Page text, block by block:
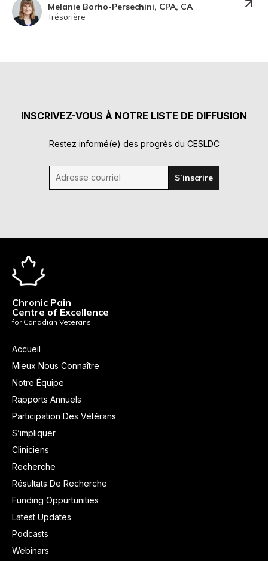
Melanie Borho-Persechini, CPA, CA
Trésorière
INSCRIVEZ-VOUS À NOTRE LISTE DE DIFFUSION
Restez informé(e) des progrès du CESLDC
Adresse courriel S’inscrire
Chronic Pain
Centre of Excellence
for Canadian Veterans
Accueil
Mieux Nous Connaître
Notre Équipe
Rapports Annuels
Participation Des Vétérans
S’impliquer
Cliniciens
Recherche
Résultats De Recherche
Funding Oppurtunities
Latest Updates
Podcasts
Webinars